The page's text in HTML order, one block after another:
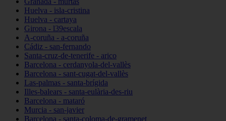
Huelva - isla-cristina
Huelva - cartaya
Girona - l39escala
A-coruña - a-coruña
Cádiz - san-fernando
Santa-cruz-de-tenerife - arico
Barcelona - cerdanyola-del-vallès
Barcelona - sant-cugat-del-vallès
Las-palmas - santa-brígida
Illes-balears - santa-eulària-des-riu
Barcelona - mataró
Murcia - san-javier
Barcelona - santa-coloma-de-gramenet